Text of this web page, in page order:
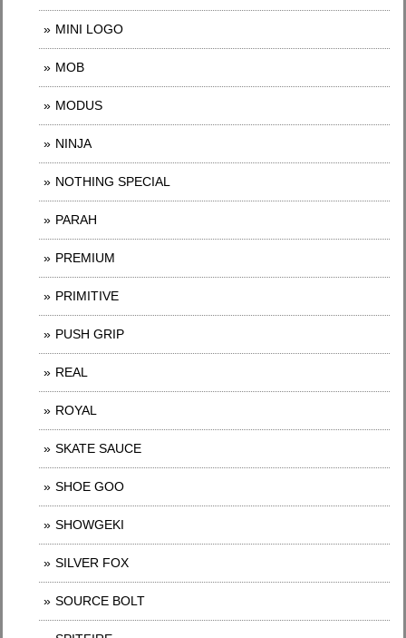
MINI LOGO
MOB
MODUS
NINJA
NOTHING SPECIAL
PARAH
PREMIUM
PRIMITIVE
PUSH GRIP
REAL
ROYAL
SKATE SAUCE
SHOE GOO
SHOWGEKI
SILVER FOX
SOURCE BOLT